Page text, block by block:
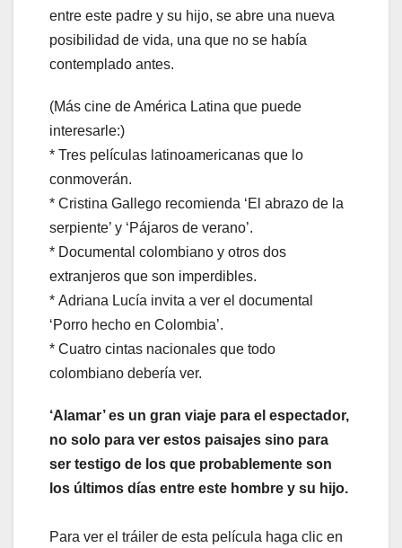
entre este padre y su hijo, se abre una nueva
posibilidad de vida, una que no se había
contemplado antes.
(Más cine de América Latina que puede
interesarle:)
* Tres películas latinoamericanas que lo
conmoverán.
* Cristina Gallego recomienda ‘El abrazo de la
serpiente’ y ‘Pájaros de verano’.
* Documental colombiano y otros dos
extranjeros que son imperdibles.
* Adriana Lucía invita a ver el documental
‘Porro hecho en Colombia’.
* Cuatro cintas nacionales que todo
colombiano debería ver.
‘Alamar’ es un gran viaje para el espectador,
no solo para ver estos paisajes sino para
ser testigo de los que probablemente son
los últimos días entre este hombre y su hijo.
Para ver el tráiler de esta película haga clic en